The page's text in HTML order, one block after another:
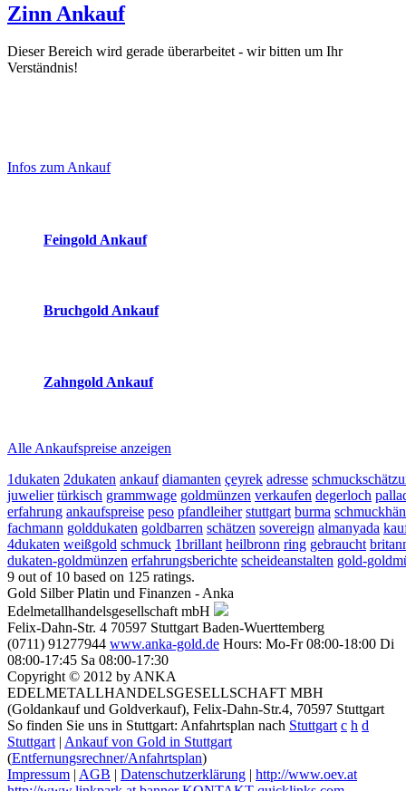
Zinn Ankauf
Dieser Bereich wird gerade überarbeitet - wir bitten um Ihr
Verständnis!
Sidebar
Infos zum Ankauf
Feingold Ankauf
Bruchgold Ankauf
Zahngold Ankauf
Alle Ankaufspreise anzeigen
1dukaten 2dukaten ankauf diamanten çeyrek adresse
juwelier türkisch grammwage goldmünzen verkaufen degerloch
erfahrung ankaufspreise peso pfandleiher stuttgart burma
fachmann golddukaten goldbarren schätzen sovereign almanyada
4dukaten weißgold schmuck 1brillant heilbronn ring gebraucht
dukaten-goldmünzen erfahrungsberichte scheideanstalten gold-
9 out of 10 based on 125 ratings.
Gold Silber Platin und Finanzen - Anka
Edelmetallhandelsgesellschaft mbH
Felix-Dahn-Str. 4 70597 Stuttgart Baden-Wuerttemberg
(0711) 91277944 www.anka-gold.de Hours: Mo-Fr 08:00-18:00 Di
08:00-17:45 Sa 08:00-17:30
Copyright © 2012 by ANKA
EDELMETALLHANDELSGESELLSCHAFT MBH
(Goldankauf und Goldverkauf), Felix-Dahn-Str.4, 70597 Stuttgart
So finden Sie uns in Stuttgart: Anfahrtsplan nach Stuttgart c h d
Stuttgart | Ankauf von Gold in Stuttgart
(Entfernungsrechner/Anfahrtsplan)
Impressum | AGB | Datenschutzerklärung | http://www.oev.at